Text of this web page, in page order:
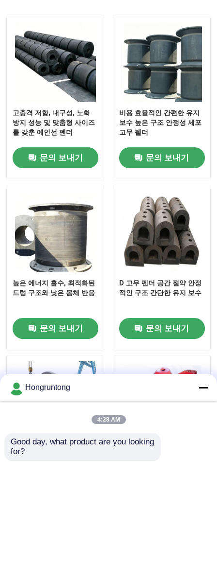
인용 을 요청 하십시오
플랫폼 고무 방현재
요코하마 고무 방현재
콘 고무 방현재
브이형 펜더
디형 펜더
원통 해양 설비
셀 고무 방현재
롤러 펜더
부유 발포체 펜더
고충격 저항, 내구성, 노화
방지 성능 및 맞춤형 사이즈
를 갖춘 예인선 펜더
문의 보내기
비용 효율적인 간편한 유지
보수 높은 구조 안정성 세포
고무 펠더
문의 보내기
높은 에너지 흡수, 최적화된
드럼 구조와 낮은 몸체 반응
문의 보내기
D 고무 펜더 공간 절약 안정
적인 구조 간단한 유지 보수
문의 보내기
포트 고무 펜더 중량 구조 안
Hongruntong
4:28 AM
Good day, what product are you looking
for?